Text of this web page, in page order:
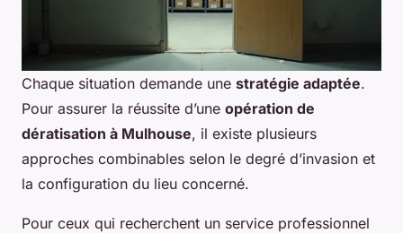
Chaque situation demande une stratégie adaptée.
Pour assurer la réussite d’une opération de
dératisation à Mulhouse, il existe plusieurs
approches combinables selon le degré d’invasion et
la configuration du lieu concerné.
Pour ceux qui recherchent un service professionnel